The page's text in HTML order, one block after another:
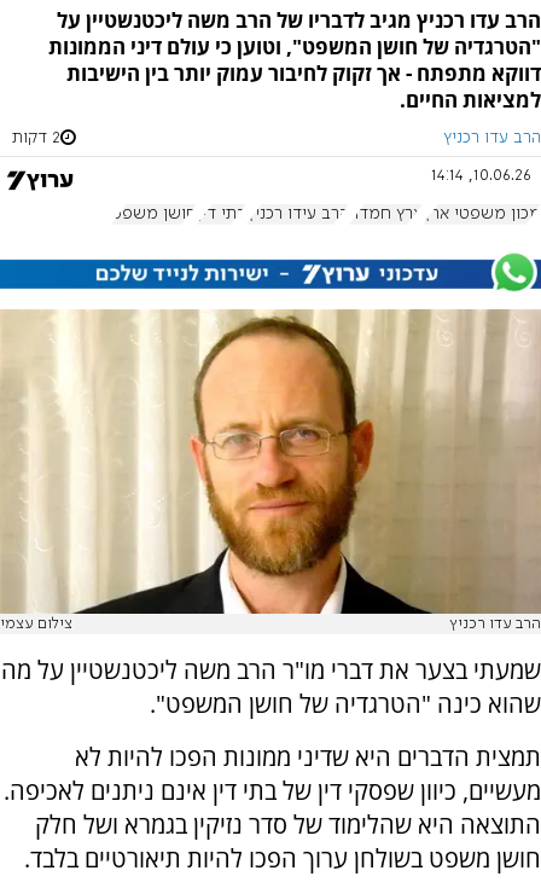
הרב עדו רכניץ מגיב לדבריו של הרב משה ליכטנשטיין על
"הטרגדיה של חושן המשפט", וטוען כי עולם דיני הממונות
דווקא מתפתח - אך זקוק לחיבור עמוק יותר בין הישיבות
למציאות החיים.
הרב עדו רכניץ 2 דקות
10.06.26, 14:14
מכון משפטי ארץ ארץ חמדה הרב עידו רכניץ בתי דין חושן משפט
הרב עדו רכניץ צילום עצמי
שמעתי בצער את דברי מו"ר הרב משה ליכטנשטיין על מה
שהוא כינה "הטרגדיה של חושן המשפט".
תמצית הדברים היא שדיני ממונות הפכו להיות לא
מעשיים, כיוון שפסקי דין של בתי דין אינם ניתנים לאכיפה.
התוצאה היא שהלימוד של סדר נזיקין בגמרא ושל חלק
חושן משפט בשולחן ערוך הפכו להיות תיאורטיים בלבד.